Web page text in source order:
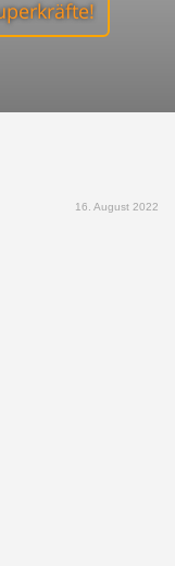
16. August 2022